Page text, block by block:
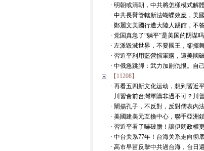
· 明朝或清朝，中共將怎樣模式解體
· 中共長臂管轄新法蝴蝶效應，美國
· 鄭麗文美國行遭大陸人踢館，不
· 党国真急了“躺平”是美国的阴谋吗
· 左派毀滅世界，不要國王，卻揮
· 習近平利用藍營擋軍購，遭美國破
· 中俄急跳脚：武力加剧仇恨。自己
【11208】
· 再看五四新文化运动，想到習近
· 川習會前台灣軍購非過不可？川
· 闡揚孔子，不反對，反對儒表內
· 美國建美元互換中心，聯手亞洲鎖
· 習近平看了嚇破膽！讓伊朗政權
· 中台关系77年！台海关系走向彻
· 高市早苗反擊中共過台海，台日還